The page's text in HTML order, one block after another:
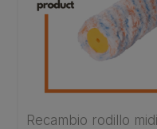
Recambio rodillo